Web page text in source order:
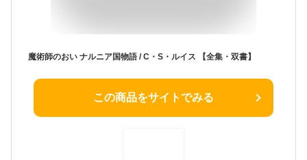
魔術師のおい ナルニア国物語 / C・S・ルイス 【全集・双書】
この商品をサイトでみる